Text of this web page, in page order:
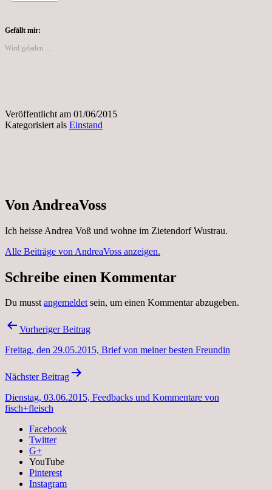
Gefällt mir:
Wird geladen …
Veröffentlicht am 01/06/2015
Kategorisiert als Einstand
Von AndreaVoss
Ich heisse Andrea Voß und wohne im Zietendorf Wustrau.
Alle Beiträge von AndreaVoss anzeigen.
Schreibe einen Kommentar
Du musstangemeldetsein, um einen Kommentar abzugeben.
Beitragsnavigation
Vorheriger Beitrag
Freitag, den 29.05.2015, Brief von meiner besten Freundin
Nächster Beitrag
Dienstag, 03.06.2015, Feedbacks und Kommentare von
fisch+fleisch
Facebook
Twitter
G+
YouTube
Pinterest
Instagram